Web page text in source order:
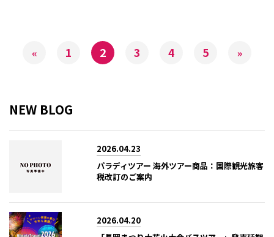
« 1 2 3 4 5 »
NEW BLOG
2026.04.23
パラディツアー 海外ツアー商品：国際観光旅客
税改訂のご案内
2026.04.20